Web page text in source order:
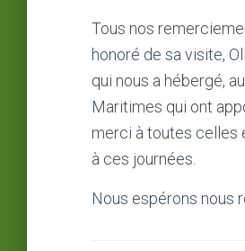
Tous nos
honoré de sa visite,
qui nous a hébergé,
Maritimes qui ont
merci à toutes celles
à ces journées.
Nous espérons nous